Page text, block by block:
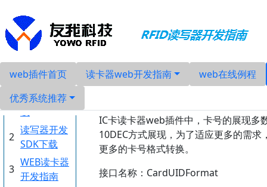
web插件首页 读卡器web开发指南
web在线例程
优秀系统推荐
web插件中
IC卡读卡器web插件中，卡号的展现多
10DEC方式展现，为了适应更多的需
更多的卡号格式转换。
接口名称：CardUIDFormat
1
RFID读写器
产品手册下
载
2
读写器开发
SDK下载
3
WEB读卡器
开发指南